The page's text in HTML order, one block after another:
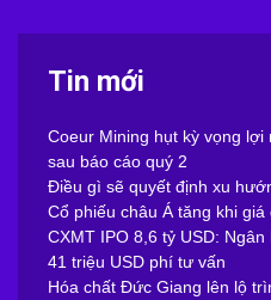
Tin mới
Coeur Mining hụt kỳ vọng
sau báo cáo quý 2
Điều gì sẽ quyết định xu
Cổ phiếu châu Á tăng khi giá
CXMT IPO 8,6 tỷ USD:
41 triệu USD phí tư vấn
Hóa chất Đức Giang lên lộ